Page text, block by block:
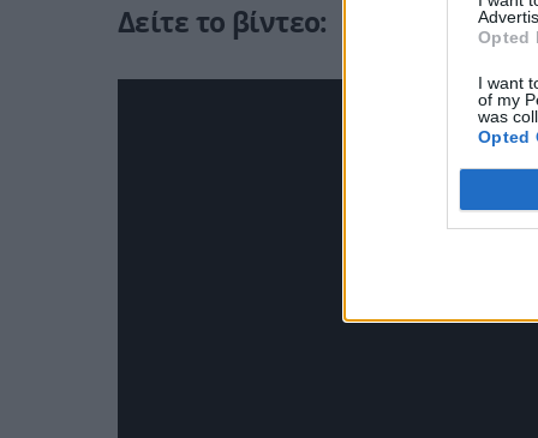
Opted
I want
of my
was
Opted
Δείτε το βίντεο: